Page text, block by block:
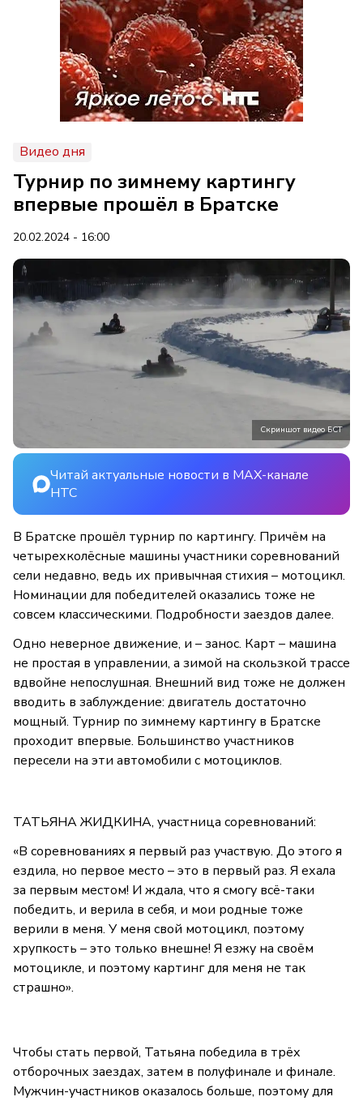
Видео дня
Турнир по зимнему картингу
впервые прошёл в Братске
20.02.2024 - 16:00
Скриншот видео БСТ
Читай актуальные новости в MAX-канале
НТС
В Братске прошёл турнир по картингу. Причём на
четырехколёсные машины участники соревнований
сели недавно, ведь их привычная стихия – мотоцикл.
Номинации для победителей оказались тоже не
совсем классическими. Подробности заездов далее.
Одно неверное движение, и – занос. Карт – машина
не простая в управлении, а зимой на скользкой трассе
вдвойне непослушная. Внешний вид тоже не должен
вводить в заблуждение: двигатель достаточно
мощный. Турнир по зимнему картингу в Братске
проходит впервые. Большинство участников
пересели на эти автомобили с мотоциклов.
ТАТЬЯНА ЖИДКИНА, участница соревнований:
«В соревнованиях я первый раз участвую. До этого я
ездила, но первое место – это в первый раз. Я ехала
за первым местом! И ждала, что я смогу всё-таки
победить, и верила в себя, и мои родные тоже
верили в меня. У меня свой мотоцикл, поэтому
хрупкость – это только внешне! Я езжу на своём
мотоцикле, и поэтому картинг для меня не так
страшно».
Чтобы стать первой, Татьяна победила в трёх
отборочных заездах, затем в полуфинале и финале.
Мужчин-участников оказалось больше, поэтому для